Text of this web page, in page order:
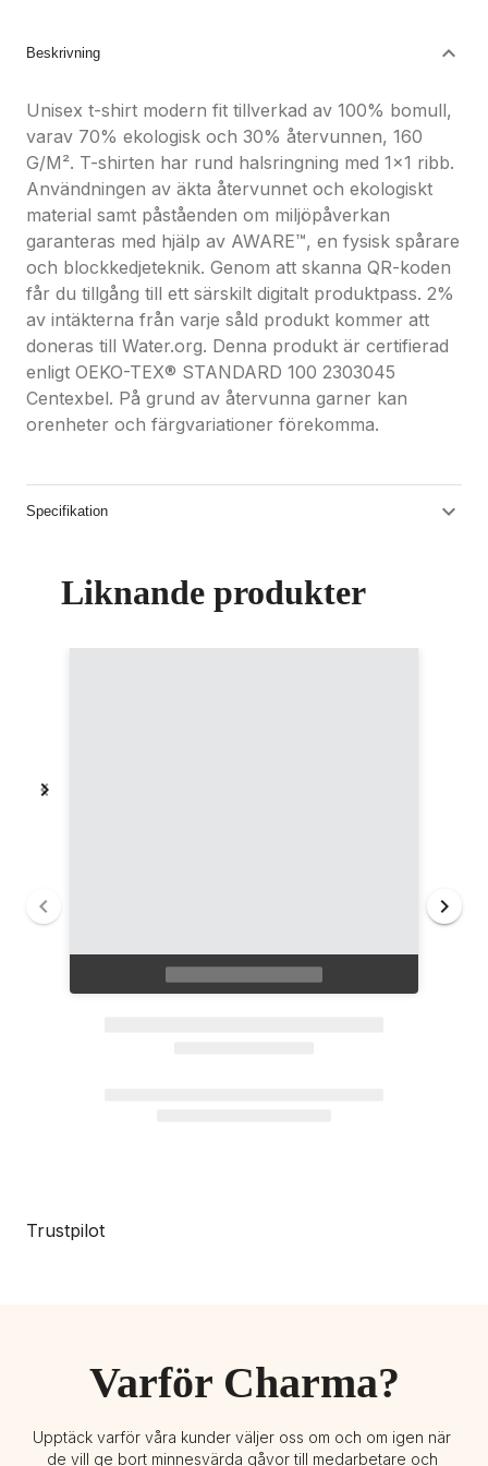
Beskrivning
Unisex t-shirt modern fit tillverkad av 100% bomull,
varav 70% ekologisk och 30% återvunnen, 160
G/M². T-shirten har rund halsringning med 1x1 ribb.
Användningen av äkta återvunnet och ekologiskt
material samt påståenden om miljöpåverkan
garanteras med hjälp av AWARE™, en fysisk spårare
och blockkedjeteknik. Genom att skanna QR-koden
får du tillgång till ett särskilt digitalt produktpass. 2%
av intäkterna från varje såld produkt kommer att
doneras till Water.org. Denna produkt är certifierad
enligt OEKO-TEX® STANDARD 100 2303045
Centexbel. På grund av återvunna garner kan
orenheter och färgvariationer förekomma.
Specifikation
Liknande produkter
Trustpilot
Varför Charma?
Upptäck varför våra kunder väljer oss om och om igen när
de vill ge bort minnesvärda gåvor till medarbetare och